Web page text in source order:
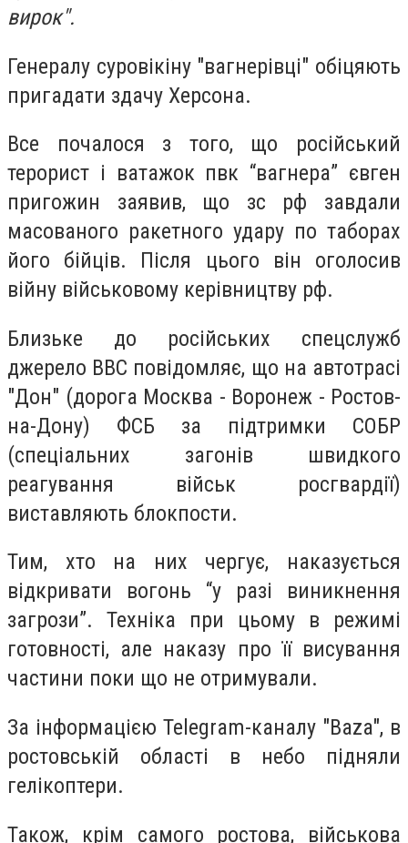
вирок".
Генералу суровікіну "вагнерівці" обіцяють
пригадати здачу Херсона.
Все почалося з того, що російський
терорист і ватажок пвк “вагнера” євген
пригожин заявив, що зс рф завдали
масованого ракетного удару по таборах
його бійців. Після цього він оголосив
війну військовому керівництву рф.
Близьке до російських спецслужб
джерело ВВС повідомляє, що на автотрасі
"Дон" (дорога Москва - Воронеж - Ростов-
на-Дону) ФСБ за підтримки СОБР
(спеціальних загонів швидкого
реагування військ росгвардії)
виставляють блокпости.
Тим, хто на них чергує, наказується
відкривати вогонь “у разі виникнення
загрози”. Техніка при цьому в режимі
готовності, але наказу про її висування
частини поки що не отримували.
За інформацією Telegram-каналу "Baza", в
ростовській області в небо підняли
гелікоптери.
Також, крім самого ростова, військова